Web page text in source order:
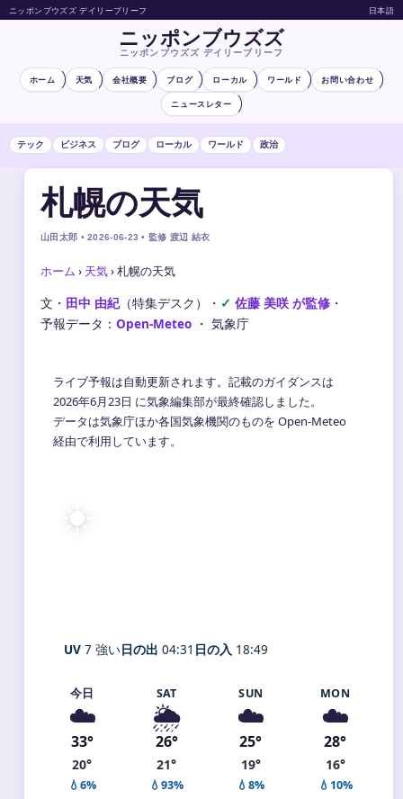
ニッポンブウズズ デイリーブリーフ 日本語
ニッポンブウズズ
ニッポンブウズズ デイリーブリーフ
ホーム 天気 会社概要 ブログ ローカル ワールド お問い合わせ
ニュースレター
テック ビジネス ブログ ローカル ワールド 政治
札幌の天気
山田太郎 • 2026-06-23 • 監修 渡辺 結衣
ホーム › 天気›札幌の天気
文・ 田中 由紀（特集デスク） ・ 佐藤 美咲 が監修 ・
予報データ： Open-Meteo ・ 気象庁
ライブ予報は自動更新されます。記載のガイダンスは
2026年6月23日 に気象編集部が最終確認しました。
データは気象庁ほか各国気象機関のものを Open-Meteo
経由で利用しています。
☀️
UV 7 強い日の出 04:31 日の入 18:49
今日
☁️
33°
20°
💧6%
SAT
🌦️
26°
21°
💧93%
SUN
☁️
25°
19°
💧8%
MON
☁️
28°
16°
💧10%